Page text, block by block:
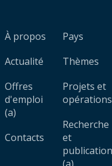
À propos
Actualité
Offres
d'emploi
(a)
Contacts
Pays
Thèmes
Projets et
opérations
Recherche
et